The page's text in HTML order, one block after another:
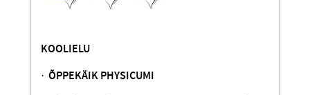
KOOLIELU
· ÕPPEKÄIK PHYSICUMI